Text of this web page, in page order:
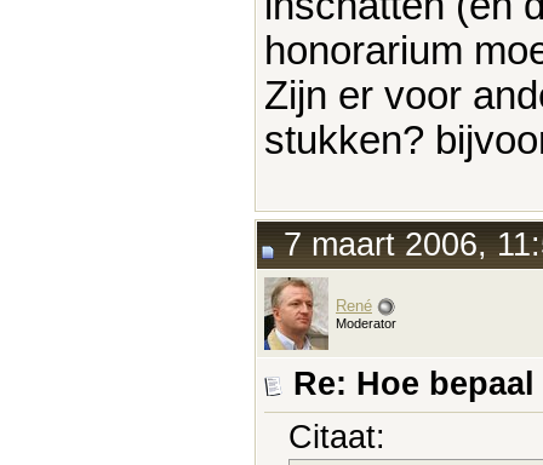
honorarium
Zijn er voor
stukken?
7 maart 2006,
René
Moderator
Re: Hoe
Citaat: